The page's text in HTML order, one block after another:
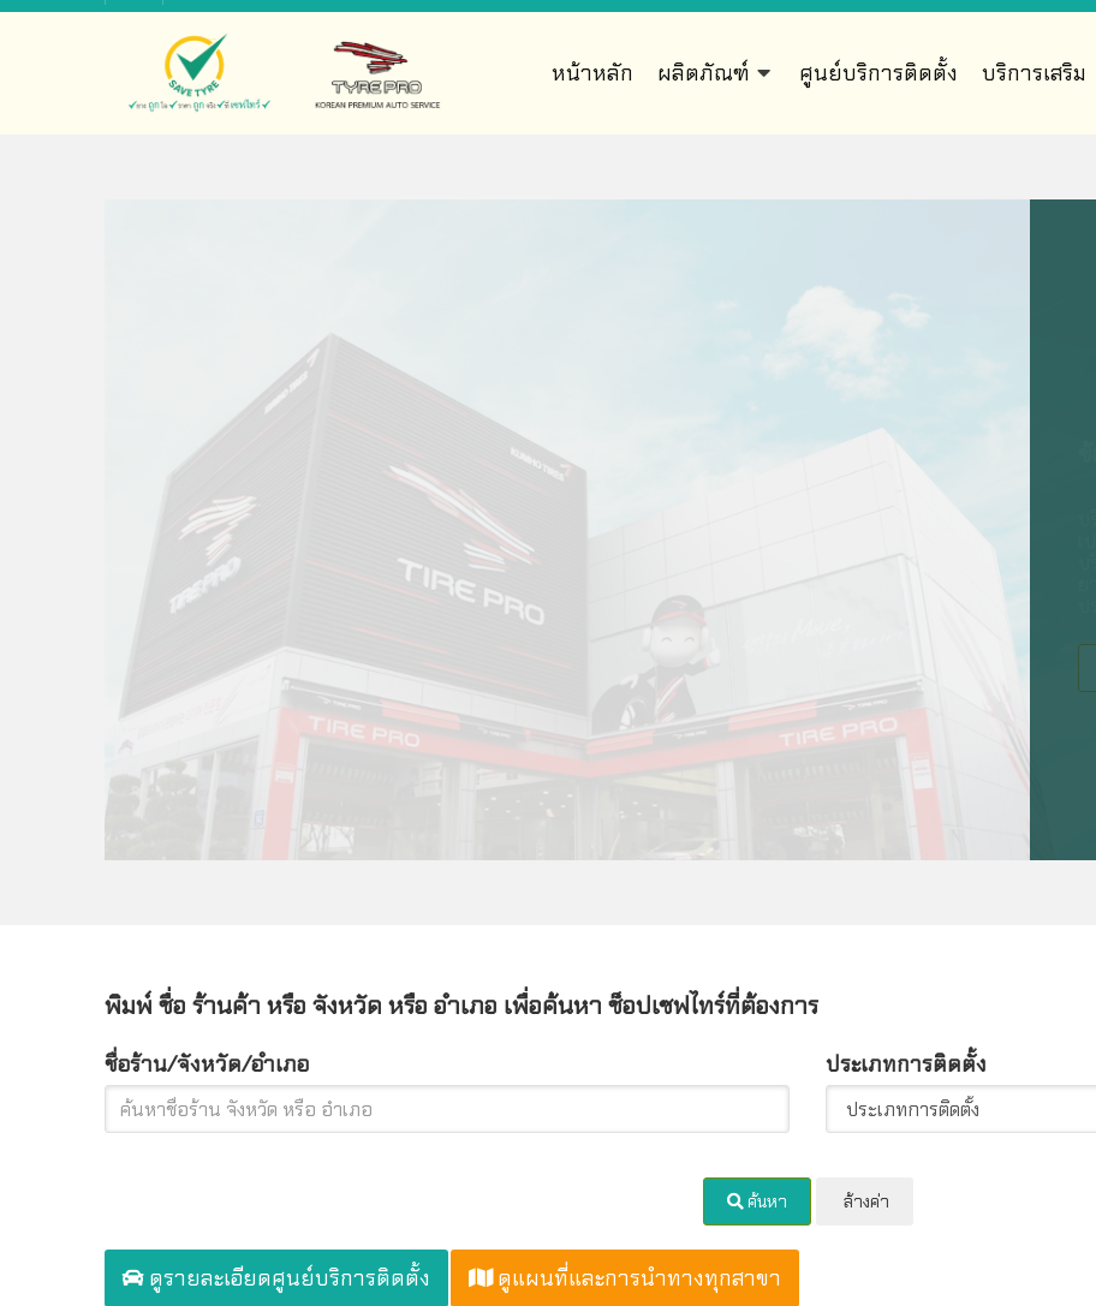
หน้าหลัก ผลิตภัณฑ์ ศูนย์บริการติดตั้ง บริการเสริม
พิมพ์ ชื่อ ร้านค้า หรือ จังหวัด หรือ อำเภอ เพื่อค้นหา ช็อปเซฟไทร์ที่ต้องการ
ชื่อร้าน/จังหวัด/อำเภอ ประเภทการติดตั้ง
ค้นหา ล้างค่า
ดูรายละเอียดศูนย์บริการติดตั้ง ดูแผนที่และการนำทางทุกสาขา